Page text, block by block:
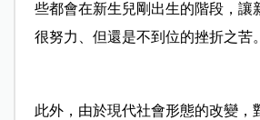
些都會在新生兒剛出生的階段，讓
很努力、但還是不到位的挫折之苦。
此外，由於現代社會形態的改變，